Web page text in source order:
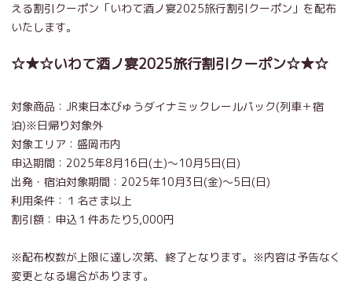
える割引クーポン「いわて酒ノ宴2025旅行割引クーポン」を配布
いたします。
☆★☆いわて酒ノ宴2025旅行割引クーポン☆★☆
対象商品：JR東日本びゅうダイナミックレールパック(列車＋宿
泊)※日帰り対象外
対象エリア：盛岡市内
申込期間：2025年8月16日(土)～10月5日(日)
出発・宿泊対象期間：2025年10月3日(金)～5日(日)
利用条件：１名さま以上
割引額：申込１件あたり5,000円
※配布枚数が上限に達し次第、終了となります。※内容は予告なく
変更となる場合があります。